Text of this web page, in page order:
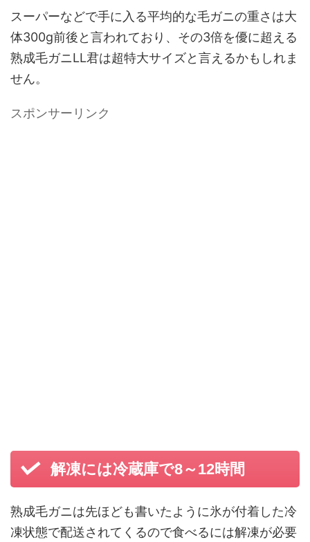
スーパーなどで手に入る平均的な毛ガニの重さは大
体300g前後と言われており、その3倍を優に超える
熟成毛ガニLL君は超特大サイズと言えるかもしれま
せん。
スポンサーリンク
解凍には冷蔵庫で8～12時間
熟成毛ガニは先ほども書いたように氷が付着した冷
凍状態で配送されてくるので食べるには解凍が必要